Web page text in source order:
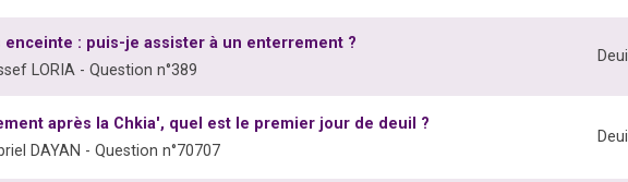
enceinte : puis-je assister à un enterrement ?
LORIA - Question n°389
Deuil
après la Chkia', quel est le premier jour de deuil ?
DAYAN - Question n°70707
Deuil